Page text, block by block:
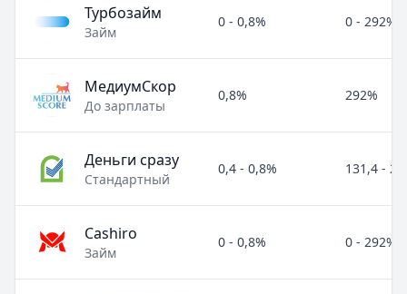
Турбозайм
Займ
0 - 0,8% 0 - 292%
МедиумСкор
До зарплаты
0,8% 292%
Деньги сразу
Стандартный
0,4 - 0,8% 131,4 -
Cashiro
Займ
0 - 0,8% 0 - 292%